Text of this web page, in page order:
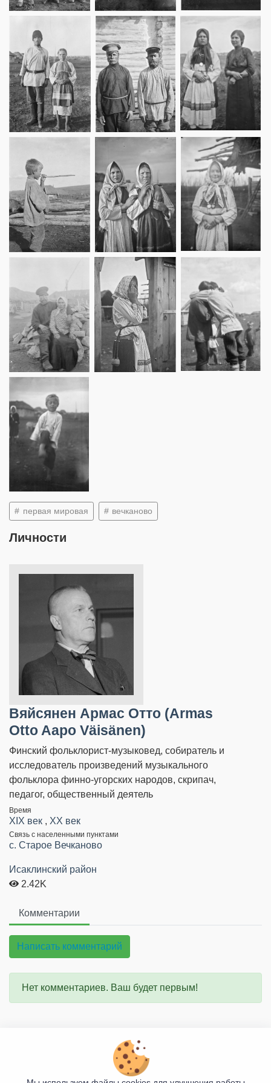
первая мировая вечканово
Личности
Вяйсянен Армас Отто (Armas
Otto Aapo Väisänen)
Финский фольклорист-музыковед, собиратель и
исследователь произведений музыкального
фольклора финно-угорских народов, скрипач,
педагог, общественный деятель
Время
XIX век , XX век
Связь с населенными пунктами
c. Старое Вечканово
Исаклинский район
2.42K
Комментарии
Написать комментарий
Нет комментариев. Ваш будет первым!
Правила сайта